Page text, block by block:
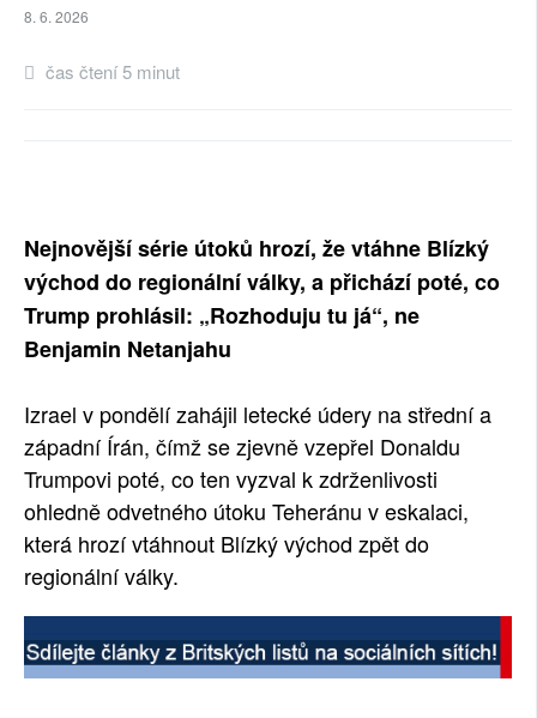
8. 6. 2026
čas čtení 5 minut
Nejnovější série útoků hrozí, že vtáhne Blízký
východ do regionální války, a přichází poté, co
Trump prohlásil: „Rozhoduju tu já“, ne
Benjamin Netanjahu
Izrael v pondělí zahájil letecké údery na střední a
západní Írán, čímž se zjevně vzepřel Donaldu
Trumpovi poté, co ten vyzval k zdrženlivosti
ohledně odvetného útoku Teheránu v eskalaci,
která hrozí vtáhnout Blízký východ zpět do
regionální války.